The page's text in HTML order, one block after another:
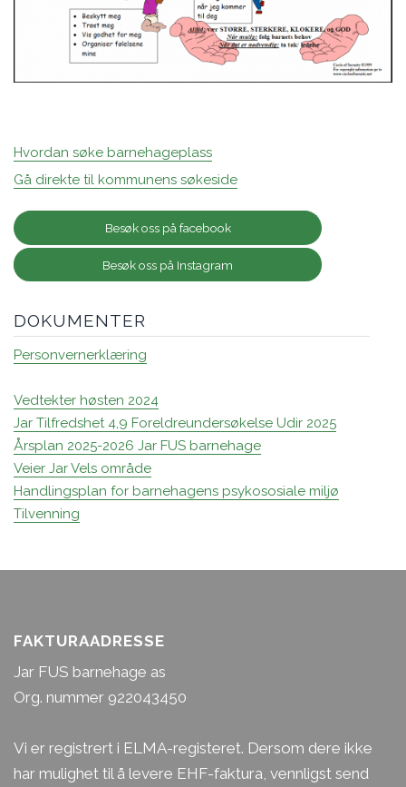
Hvordan søke barnehageplass
Gå direkte til kommunens søkeside
Besøk oss på facebook
Besøk oss på Instagram
DOKUMENTER
Personvernerklæring
Vedtekter høsten 2024
Jar Tilfredshet 4,9 Foreldreundersøkelse Udir 2025
Årsplan 2025-2026 Jar FUS barnehage
Veier Jar Vels område
Handlingsplan for barnehagens psykososiale miljø
Tilvenning
FAKTURAADRESSE
Jar FUS barnehage as
Org. nummer 922043450
Vi er registrert i ELMA-registeret. Dersom dere ikke
har mulighet til å levere EHF-faktura, vennligst send